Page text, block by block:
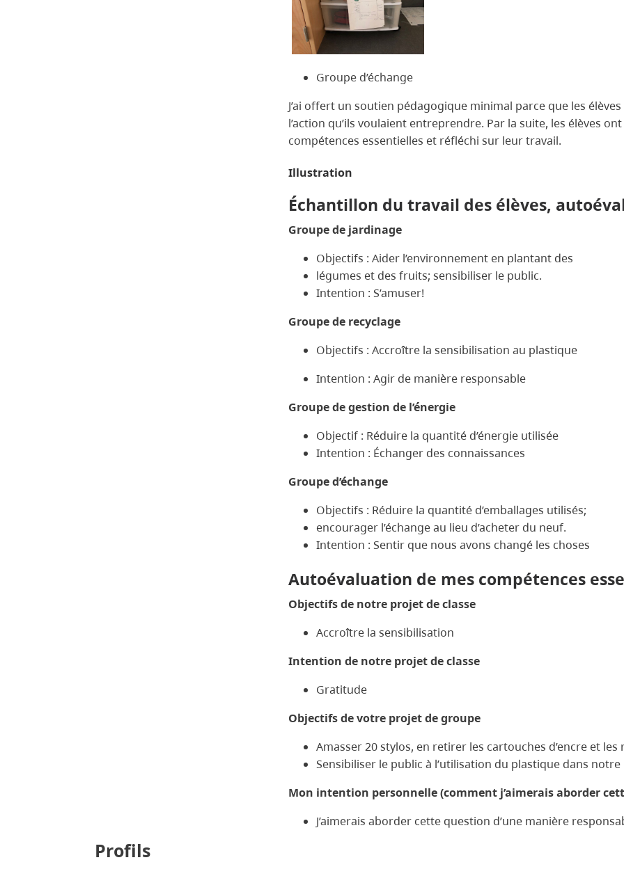
Groupe d’échange
J’ai offert un soutien pédagogique minimal parce que les
l’action qu’ils voulaient entreprendre. Par la suite, les élèves
compétences essentielles et réfléchi sur leur travail.
Illustration
Échantillon du travail des élèves,
Groupe de jardinage
Objectifs : Aider l’environnement en plantant des
légumes et des fruits; sensibiliser le public.
Intention : S’amuser!
Groupe de recyclage
Objectifs : Accroître la sensibilisation au plastique
Intention : Agir de manière responsable
Groupe de gestion de l’énergie
Objectif : Réduire la quantité d’énergie utilisée
Intention : Échanger des connaissances
Groupe d’échange
Objectifs : Réduire la quantité d’emballages utilisés;
encourager l’échange au lieu d’acheter du neuf.
Intention : Sentir que nous avons changé les choses
Autoévaluation de mes compétences
Objectifs de notre projet de classe
Accroître la sensibilisation
Intention de notre projet de classe
Gratitude
Objectifs de votre projet de groupe
Amasser 20 stylos, en retirer les cartouches d’encre et les
Sensibiliser le public à l’utilisation du plastique dans
Mon intention personnelle (comment j’aimerais aborder
J’aimerais aborder cette question d’une manière
Profils